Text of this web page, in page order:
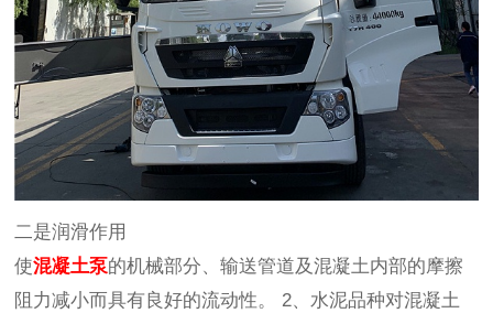
二是润滑作用
使混凝土泵的机械部分、输送管道及混凝土内部的摩擦
阻力减小而具有良好的流动性。 2、水泥品种对混凝土